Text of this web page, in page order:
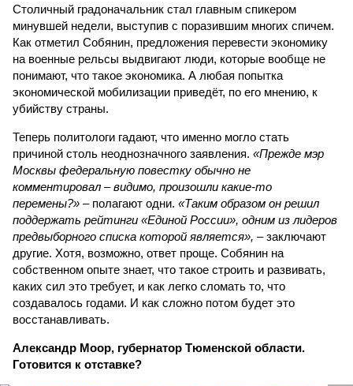
Столичный градоначальник стал главным спикером
минувшей недели, выступив с поразившим многих спичем.
Как отметил Собянин, предложения перевести экономику
на военные рельсы выдвигают люди, которые вообще не
понимают, что такое экономика. А любая попытка
экономической мобилизации приведёт, по его мнению, к
убийству страны.
Теперь политологи гадают, что именно могло стать
причиной столь неоднозначного заявления. «Прежде мэр
Москвы федеральную повестку обычно не
комментировал – видимо, произошли какие-то
перемены?» – полагают одни. «Таким образом он решил
поддержать рейтинги «Единой России», одним из лидеров
предвыборного списка которой является», – заключают
другие. Хотя, возможно, ответ проще. Собянин на
собственном опыте знает, что такое строить и развивать,
каких сил это требует, и как легко сломать то, что
создавалось годами. И как сложно потом будет это
восстанавливать.
Александр Моор, губернатор Тюменской области.
Готовится к отставке?